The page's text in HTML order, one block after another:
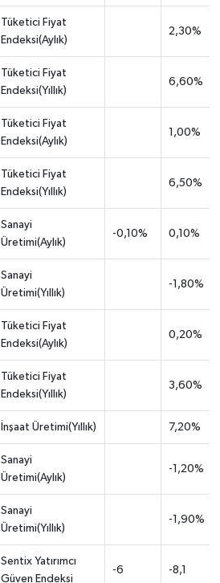
Tüketici Fiyat
Endeksi(Aylık)
2,30%
Tüketici Fiyat
Endeksi(Yıllık)
6,60%
Tüketici Fiyat
Endeksi(Aylık)
1,00%
Tüketici Fiyat
Endeksi(Yıllık)
6,50%
Sanayi
Üretimi(Aylık)
-0,10% 0,10%
Sanayi
Üretimi(Yıllık)
-1,80%
Tüketici Fiyat
Endeksi(Aylık)
0,20%
Tüketici Fiyat
Endeksi(Yıllık)
3,60%
İnşaat Üretimi(Yıllık) 7,20%
Sanayi
Üretimi(Aylık)
-1,20%
Sanayi
Üretimi(Yıllık)
-1,90%
Sentix Yatırımcı
Güven Endeksi
-6 -8,1